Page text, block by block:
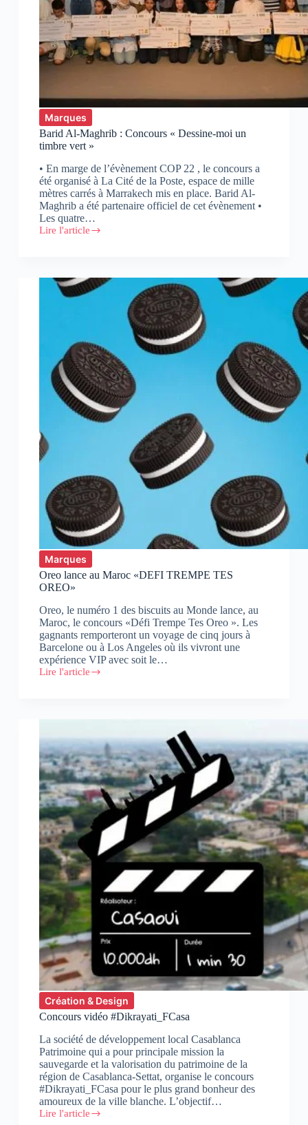
Marques
Barid Al-Maghrib : Concours « Dessine-moi un
timbre vert »
• En marge de l’évènement COP 22 , le concours a
été organisé à La Cité de la Poste, espace de mille
mètres carrés à Marrakech mis en place. Barid Al-
Maghrib a été partenaire officiel de cet évènement •
Les quatre…
Lire l'article
Barid
Concours
« Dessine-
Marques
Oreo lance au Maroc «DEFI TREMPE TES
OREO»
Oreo, le numéro 1 des biscuits au Monde lance, au
Maroc, le concours «Défi Trempe Tes Oreo ». Les
gagnants remporteront un voyage de cinq jours à
Barcelone ou à Los Angeles où ils vivront une
expérience VIP avec soit le…
Lire l'article
Oreo
TES
OREO»
Création & Design
Concours vidéo #Dikrayati_FCasa
La société de développement local Casablanca
Patrimoine qui a pour principale mission la
sauvegarde et la valorisation du patrimoine de la
région de Casablanca-Settat, organise le concours
#Dikrayati_FCasa pour le plus grand bonheur des
amoureux de la ville blanche. L’objectif…
Lire l'article
Concours